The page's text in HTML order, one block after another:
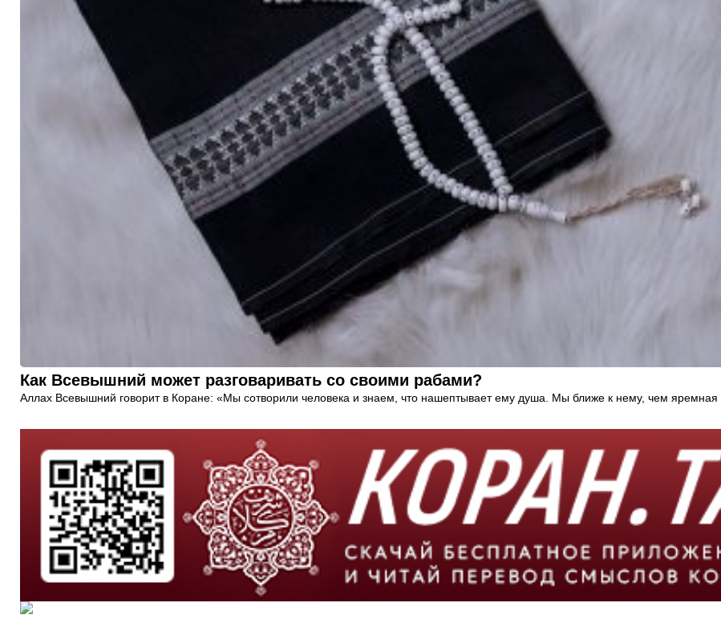
Как Всевышний может разговаривать со своими рабами?
Аллах Всевышний говорит в Коране: «Мы сотворили человека и знаем, что нашептывает ему душа. Мы ближе к нему, чем